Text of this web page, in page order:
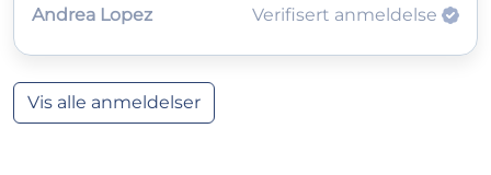
Andrea Lopez
Verifisert anmeldelse
Vis alle anmeldelser